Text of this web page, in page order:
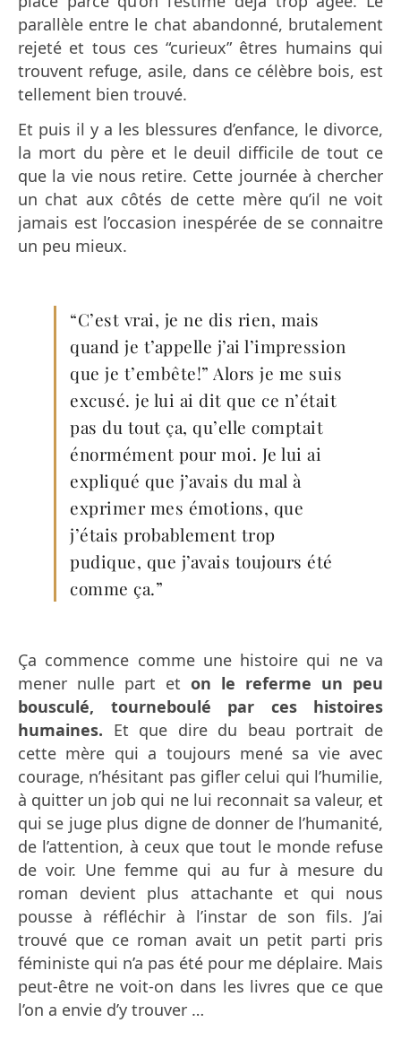
parallèle entre le chat abandonné, brutalement
rejeté et tous ces “curieux” êtres humains qui
trouvent refuge, asile, dans ce célèbre bois, est
tellement bien trouvé.
Et puis il y a les blessures d’enfance, le divorce,
la mort du père et le deuil difficile de tout ce
que la vie nous retire. Cette journée à chercher
un chat aux côtés de cette mère qu’il ne voit
jamais est l’occasion inespérée de se connaitre
un peu mieux.
“C’est vrai, je ne dis rien, mais
quand je t’appelle j’ai l’impression
que je t’embête!” Alors je me suis
excusé. je lui ai dit que ce n’était
pas du tout ça, qu’elle comptait
énormément pour moi. Je lui ai
expliqué que j’avais du mal à
exprimer mes émotions, que
j’étais probablement trop
pudique, que j’avais toujours été
comme ça.”
Ça commence comme une histoire qui ne va
mener nulle part et on le referme un peu
bousculé, tourneboulé par ces histoires
humaines. Et que dire du beau portrait de
cette mère qui a toujours mené sa vie avec
courage, n’hésitant pas gifler celui qui l’humilie,
à quitter un job qui ne lui reconnait sa valeur, et
qui se juge plus digne de donner de l’humanité,
de l’attention, à ceux que tout le monde refuse
de voir. Une femme qui au fur à mesure du
roman devient plus attachante et qui nous
pousse à réfléchir à l’instar de son fils. J’ai
trouvé que ce roman avait un petit parti pris
féministe qui n’a pas été pour me déplaire. Mais
peut-être ne voit-on dans les livres que ce que
l’on a envie d’y trouver …